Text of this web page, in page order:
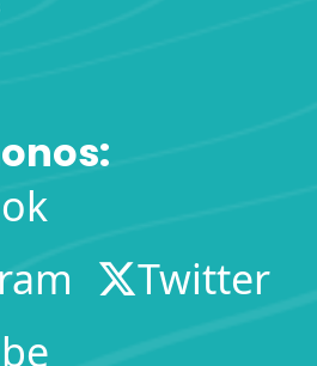
Twitter